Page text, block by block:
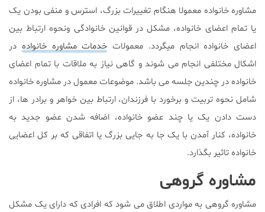
مشاوره خانواده معمولا هنگام تغییرات بزرگ، استرس و منفی بودن یک
یا تمام اعضای خانواده، مشکل در قوانین خانوادگی ونحوه ارتباط بین
اعضای خانواده انجام میگردد. معمولات خدمات مشاوره خانواده در
اشکال مختلفی انجام می شوند و گاهی نیاز به ملاقات با تمام اعضای
خانواده در چندین جلسه می باشد. موضوعات معمول در مشاوره خانواده
شامل نحوه تربیت و برخورد با فرزندان، ارتباط بین خواهر و برادر ها، از
دست دادن یک یا چند عضو خانواده، اضافه شدن عضو جدید به
خانواده، کنار آمدن با یک جا به جایی بزرگ یا اتفاقی که بر کل اعضایی
خانواده تاثیر بگذارد.
مشاوره گروهی
مشاوره گروهی به مواردی اطلاق می شود که افرادی که دارای یک مشکل